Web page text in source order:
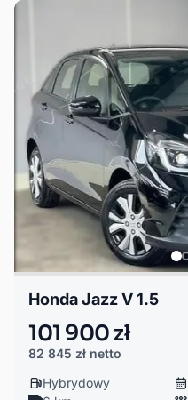
Honda Jazz V 1.5
101 900 zł
82 845 zł netto
Hybrydowy